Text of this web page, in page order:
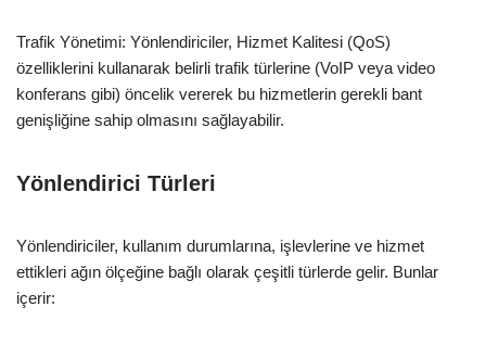
Trafik Yönetimi: Yönlendiriciler, Hizmet Kalitesi (QoS)
özelliklerini kullanarak belirli trafik türlerine (VoIP veya video
konferans gibi) öncelik vererek bu hizmetlerin gerekli bant
genişliğine sahip olmasını sağlayabilir.
Yönlendirici Türleri
Yönlendiriciler, kullanım durumlarına, işlevlerine ve hizmet
ettikleri ağın ölçeğine bağlı olarak çeşitli türlerde gelir. Bunlar
içerir: